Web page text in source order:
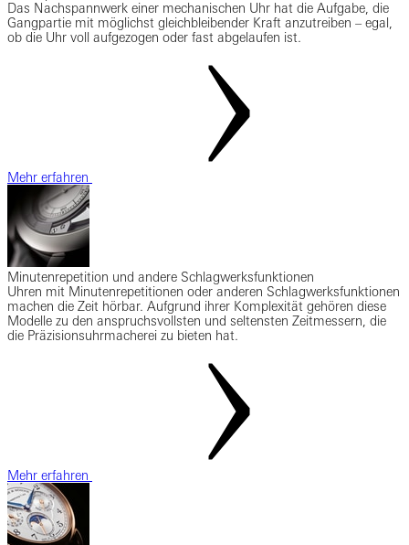
Das Nachspannwerk einer mechanischen Uhr hat die Aufgabe, die
Gangpartie mit möglichst gleichbleibender Kraft anzutreiben – egal,
ob die Uhr voll aufgezogen oder fast abgelaufen ist.
Mehr erfahren
Minutenrepetition und andere Schlagwerksfunktionen
Uhren mit Minutenrepetitionen oder anderen Schlagwerksfunktionen
machen die Zeit hörbar. Aufgrund ihrer Komplexität gehören diese
Modelle zu den anspruchsvollsten und seltensten Zeitmessern, die
die Präzisionsuhrmacherei zu bieten hat.
Mehr erfahren